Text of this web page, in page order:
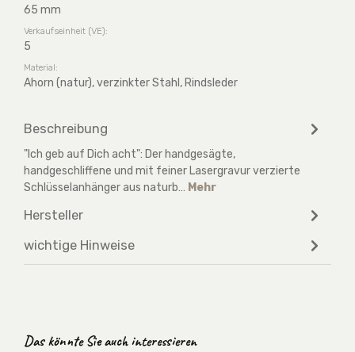
65 mm
Verkaufseinheit (VE):
5
Material:
Ahorn (natur), verzinkter Stahl, Rindsleder
Beschreibung
"Ich geb auf Dich acht": Der handgesägte,
handgeschliffene und mit feiner Lasergravur verzierte
Schlüsselanhänger aus naturb… Mehr
Hersteller
wichtige Hinweise
Produktgalerie überspringen
Das könnte Sie auch interessieren